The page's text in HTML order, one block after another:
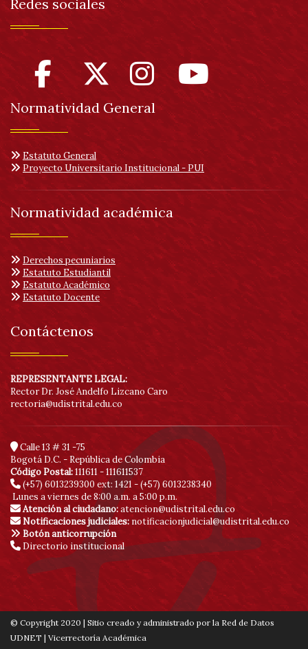
Redes sociales
Normatividad General
Estatuto General
Proyecto Universitario Institucional - PUI
Normatividad académica
Derechos pecuniarios
Estatuto Estudiantil
Estatuto Académico
Estatuto Docente
Contáctenos
REPRESENTANTE LEGAL:
Rector Dr. José Andelfo Lizcano Caro
rectoria@udistrital.edu.co
Calle 13 # 31 -75
Bogotá D.C. - República de Colombia
Código Postal:111611 - 111611537
(+57) 6013239300 ext: 1421 - (+57) 6013238340
Lunes a viernes de 8:00 a.m. a 5:00 p.m.
Atención al ciudadano:atencion@udistrital.edu.co
Notificaciones judiciales: notificacionjudicial@udistrital.edu.co
Botón anticorrupción
Directorio institucional
© Copyright 2020 | Sitio creado y administrado por la Red de Datos
UDNET | Vicerrectoría Académica